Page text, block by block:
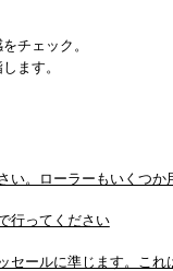
チェック。
ます。
い。ローラーもいくつ
行ってください
セールに準じます。こ